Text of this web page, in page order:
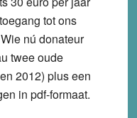
tot ons
nú donateur
twee oude
2012) plus een
in pdf-formaat.